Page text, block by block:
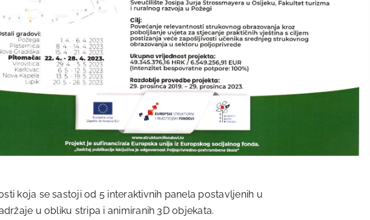
koja se sastoji od 5 interaktivnih panela postavljenih u
u obliku stripa i animiranih 3D objekata.